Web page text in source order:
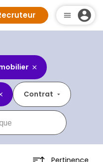
Contrat
Pertinence